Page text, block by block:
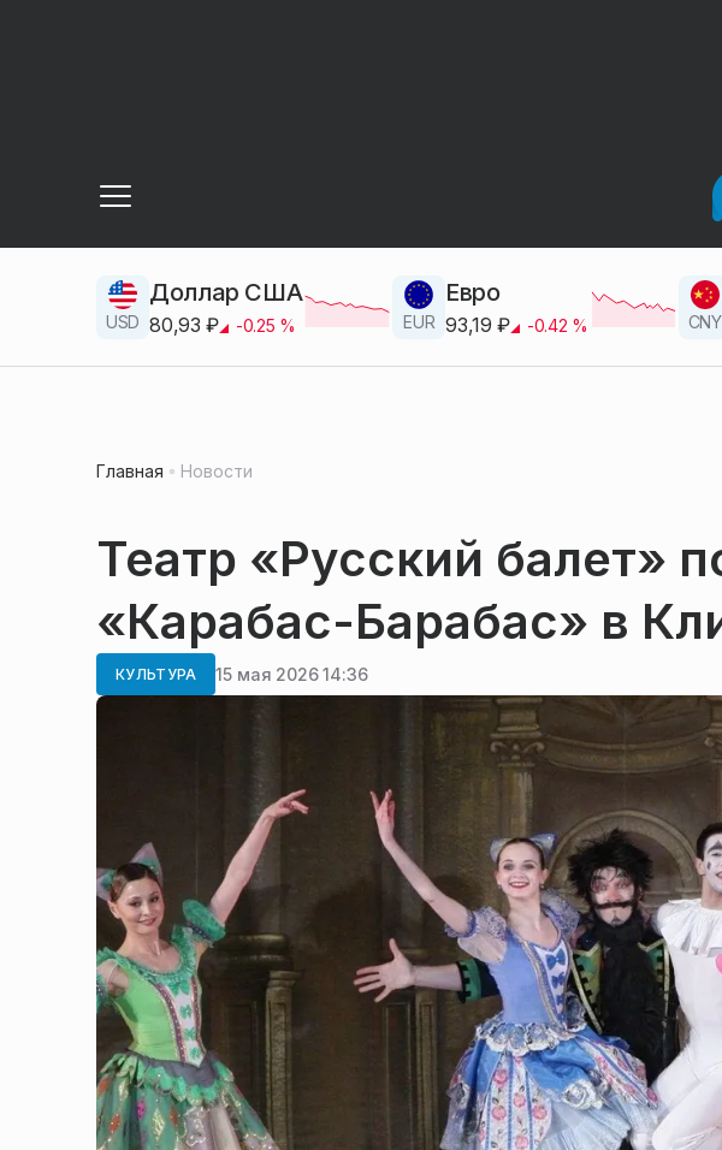
USD
Доллар США
80,93 ₽ -0.25 % EUR
Евро
93,19 ₽ -0.42 % CNY
Главная Новости
Театр «Русский балет»
«Карабас-Барабас» в
КУЛЬТУРА 15 мая 2026 14:36